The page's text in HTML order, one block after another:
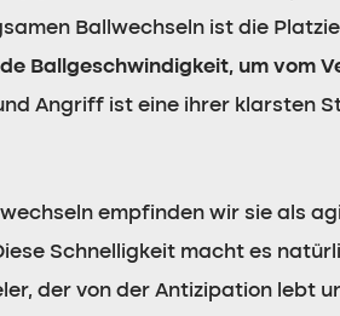
Ballwechseln ist die
Ballgeschwindigkeit, um vom
Angriff ist eine ihrer klarsten
empfinden wir sie als
Schnelligkeit macht es
der von der Antizipation lebt